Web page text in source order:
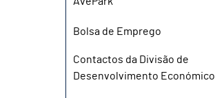
Bolsa de Emprego
Contactos da Divisão de
Desenvolvimento Económico